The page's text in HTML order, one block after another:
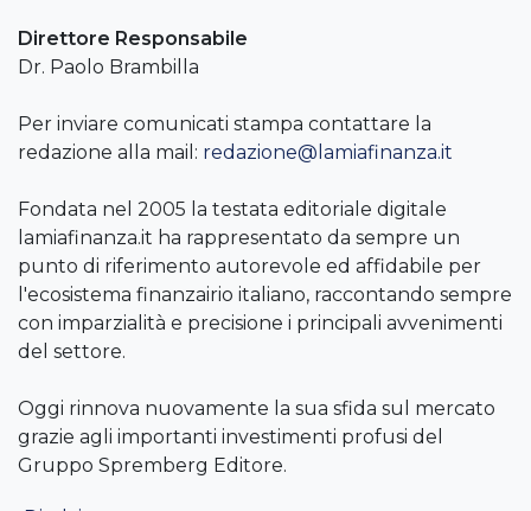
Direttore Responsabile
Dr. Paolo Brambilla
Per inviare comunicati stampa contattare la
redazione alla mail: redazione@lamiafinanza.it
Fondata nel 2005 la testata editoriale digitale
lamiafinanza.it ha rappresentato da sempre un
punto di riferimento autorevole ed affidabile per
l'ecosistema finanzairio italiano, raccontando sempre
con imparzialità e precisione i principali avvenimenti
del settore.
Oggi rinnova nuovamente la sua sfida sul mercato
grazie agli importanti investimenti profusi del
Gruppo Spremberg Editore.